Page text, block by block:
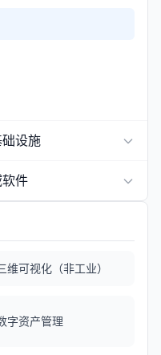
设施
件
维可视化（非工业）
字资产管理